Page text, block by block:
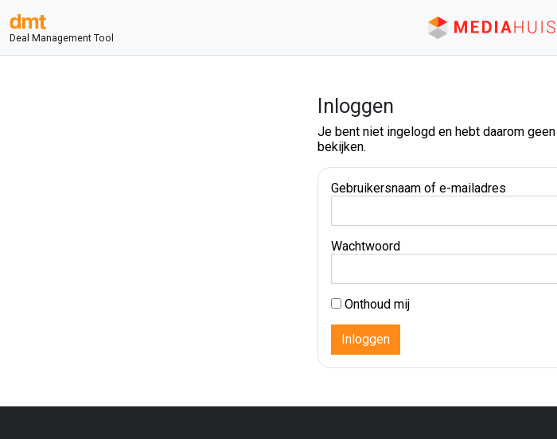
Deal Management Tool
Inloggen
Je bent niet ingelogd en hebt daarom
bekijken.
Gebruikersnaam of e-mailadres
Wachtwoord
Onthoud mij